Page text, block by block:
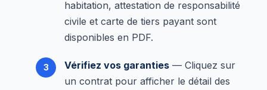
habitation, attestation de responsabilité
civile et carte de tiers payant sont
disponibles en PDF.
Vérifiez vos garanties — Cliquez sur
un contrat pour afficher le détail des